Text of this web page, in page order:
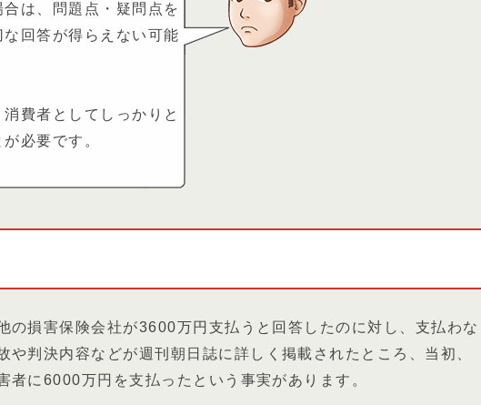
は、問題点・疑問点を
回答が得らえない可能
費者としてしっかりと
必要です。
の損害保険会社が3600万円支払うと回答したのに対し、支払わな
判決内容などが週刊朝日誌に詳しく掲載されたところ、当初、
に6000万円を支払ったという事実があります。